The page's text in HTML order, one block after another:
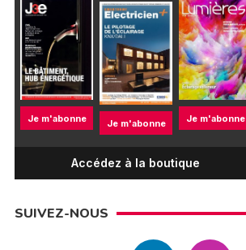
Je m'abonne Je m'abonne Je m'abonne
Accédez à la boutique
SUIVEZ-NOUS